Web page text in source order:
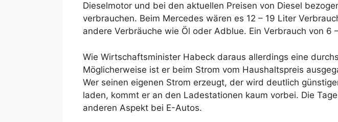
Dieselmotor und bei den aktuellen Preisen von Diesel
verbrauchen. Beim Mercedes wären es 12 – 19 Liter
andere Verbräuche wie Öl oder Adblue. Ein Verbrauch von 6
Wie Wirtschaftsminister Habeck daraus allerdings eine
Möglicherweise ist er beim Strom vom Haushaltspreis
Wer seinen eigenen Strom erzeugt, der wird deutlich
laden, kommt er an den Ladestationen kaum vorbei. Die
anderen Aspekt bei E-Autos.